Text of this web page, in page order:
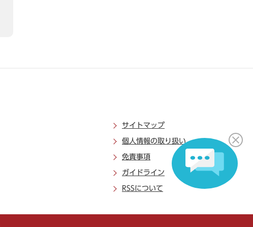
サイトマップ
個人情報の取り扱い
免責事項
ガイドライン
RSSについて